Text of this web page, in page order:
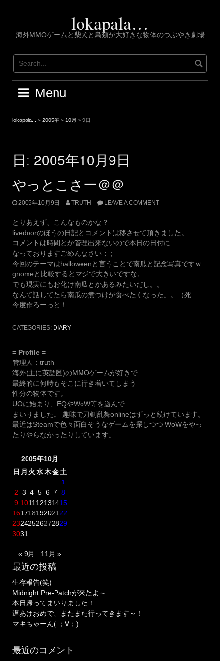
lokapala…
海外MMOゲームと柴犬と鳥類が大好きな物体のつぶやき劇場
Menu
lokapala... > 2005年 > 10月 > 9日
日: 2005年10月9日
やっとこさー＠＠
2005年10月9日 TRUTH LEAVE A COMMENT
とりあえず、こんなものかな？
livedoorのほうの日記とコメントは移させて頂きました。
コメントは時間とか管理出来ないので本日の日付に
なっておりますごめんなさい；；
今回のテーマはhalloweenと言うことで南瓜と記念写真ですｗ
gnomeと比較するとマジで大きいですな。
でも現実にもお化け南瓜とかあるみたいだし。。
なんて話してたら南瓜の煮つけが食べたくなった。。（死
今度作ろーっと！
CATEGORIES: DIARY
= Profile =
管理人：truth
海外(主に英語圏)のMMOゲームが好きで
最終的に何時もそこに行き着いてしまう
性分の物体です。
UOに始まり、EQやWoW等を遊んで
まいりました。 趣味で刀剣乱舞onlineはずっと続けています。
最近はSteamで色々面白そうなゲームを探しつつ WoWをやっ
たりやらなかったりしています。
2005年10月
日 月 火水木金土
1
2 3 4 5 6 7 8
9 1011 12131415
161718192021 22
23242526272829
3031
« 9月 11月 »
最近の投稿
生存報告(笑)
Midnight Pre-Patchが来たよ～
本日帰ってまいりました！
遅あけおめで、またまた行ってきます～！
マキちゃーん( ；∀；)
最近のコメント